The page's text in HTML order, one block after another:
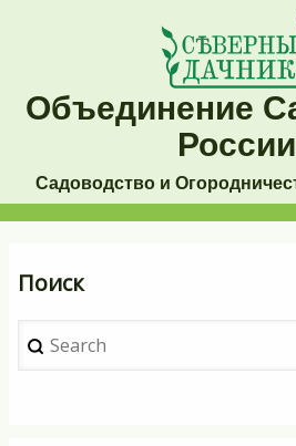
содержанию
Объединение
России
Садоводство и
навигация
Поиск
Search